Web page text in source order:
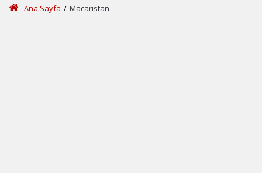
Ana Sayfa / Macaristan